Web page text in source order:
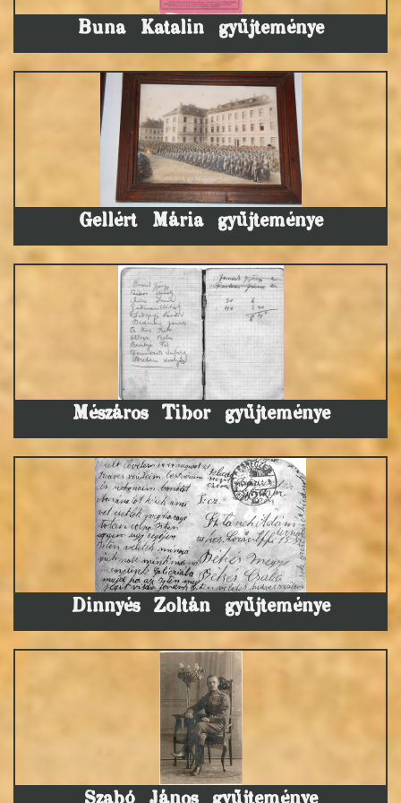
Buna Katalin gyűjteménye
Gellért Mária gyűjteménye
Mészáros Tibor gyűjteménye
Dinnyés Zoltán gyűjteménye